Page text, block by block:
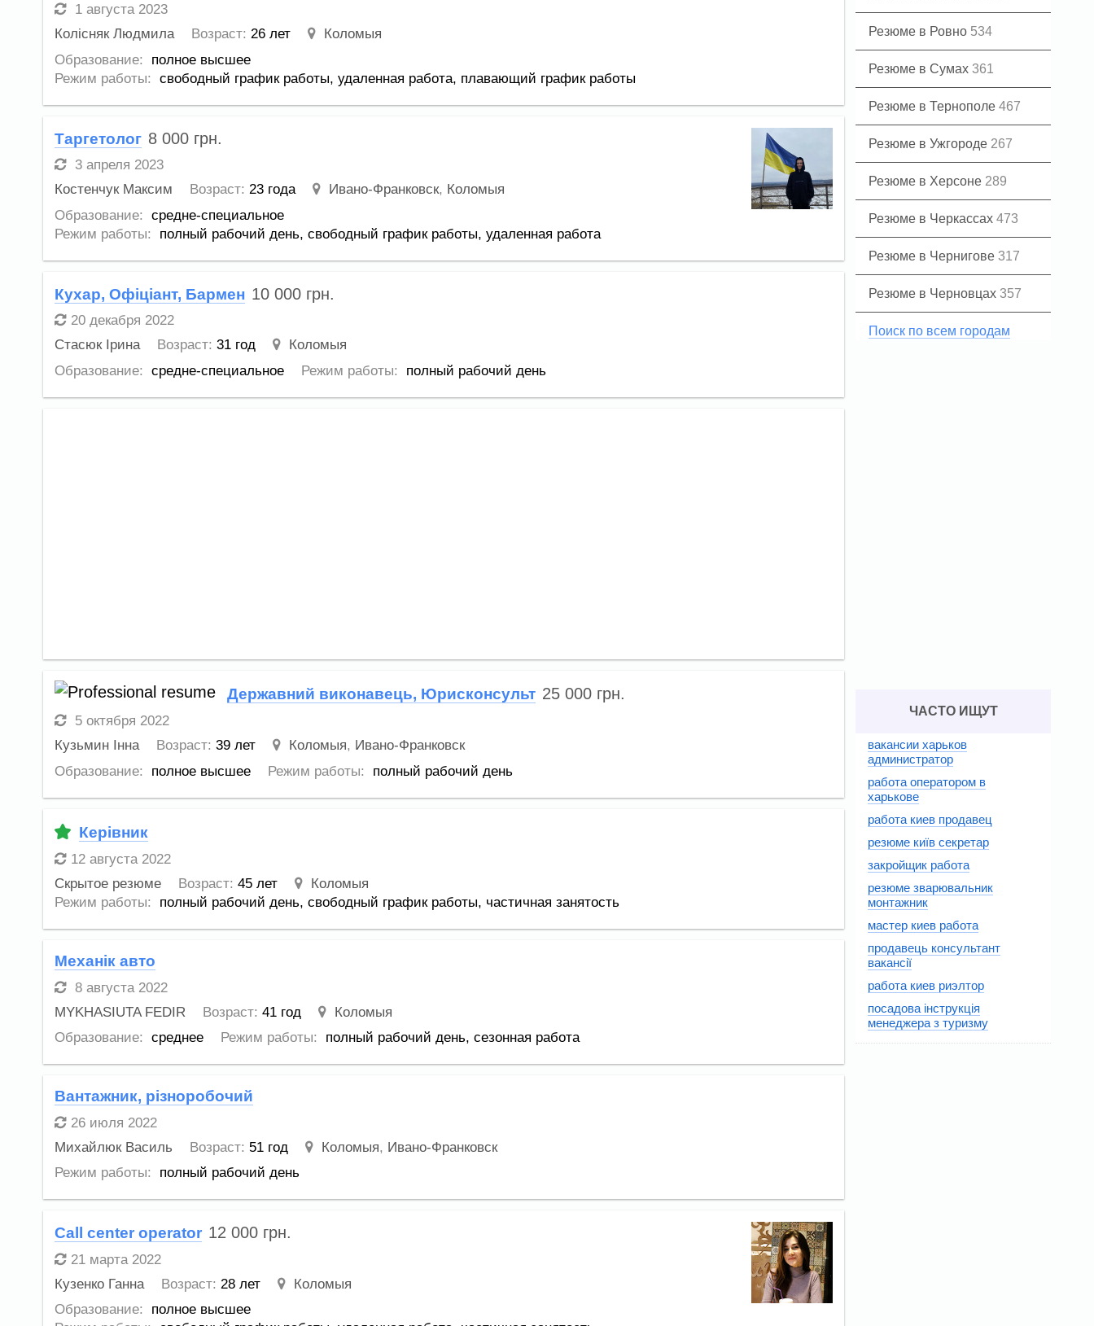
1 августа 2023
Колісняк Людмила
Возраст: 26 лет
Коломыя
Образование:
полное высшее
Режим работы:
свободный график работы, удаленная работа, плавающий график работы
Таргетолог 8 000 грн.
3 апреля 2023
Костенчук Максим
Возраст: 23 года Ивано-Франковск, Коломыя
Образование:
средне-специальное
Режим работы:
полный рабочий день, свободный график работы, удаленная работа
Кухар, Офіціант, Бармен 10 000 грн.
20 декабря 2022
Стасюк Ірина
Возраст: 31 год
Коломыя
Образование:
средне-специальное Режим работы: полный рабочий день
Державний виконавець, Юрисконсульт 25 000 грн.
5 октября 2022
Кузьмин Інна
Возраст: 39 лет Коломыя, Ивано-Франковск
Образование:
полное высшее Режим работы: полный рабочий день
Керівник
12 августа 2022
Скрытое резюме
Возраст: 45 лет
Коломыя
Режим работы:
полный рабочий день, свободный график работы, частичная занятость
Механік авто
8 августа 2022
MYKHASIUTA FEDIR
Возраст: 41 год
Коломыя
Образование:
среднее Режим работы: полный рабочий день, сезонная работа
Вантажник, різноробочий
26 июля 2022
Михайлюк Василь
Возраст: 51 год Коломыя, Ивано-Франковск
Режим работы:
полный рабочий день
Call center operator 12 000 грн.
21 марта 2022
Кузенко Ганна
Возраст: 28 лет
Коломыя
Образование:
полное высшее
Резюме в Ровно 534
Резюме в Сумах 361
Резюме в Тернополе 467
Резюме в Ужгороде 267
Резюме в Херсоне 289
Резюме в Черкассах 473
Резюме в Чернигове 317
Резюме в Черновцах 357
Поиск по всем городам
ЧАСТО ИЩУТ
вакансии харьков
администратор
работа оператором в
харькове
работа киев продавец
резюме київ секретар
закройщик работа
резюме зварювальник
монтажник
мастер киев работа
продавець консультант
вакансії
работа киев риэлтор
посадова інструкція
менеджера з туризму